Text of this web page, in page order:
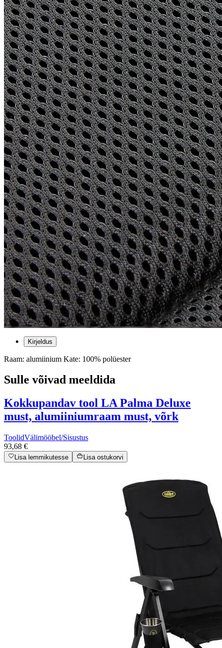
Kirjeldus
Raam: alumiinium Kate: 100% polüester
Sulle võivad meeldida
Kokkupandav tool LA Palma Deluxe
must, alumiiniumraam must, võrk
ToolidVälimööbel/Sisustus
93,68 €
Lisa lemmikutesse Lisa ostukorvi